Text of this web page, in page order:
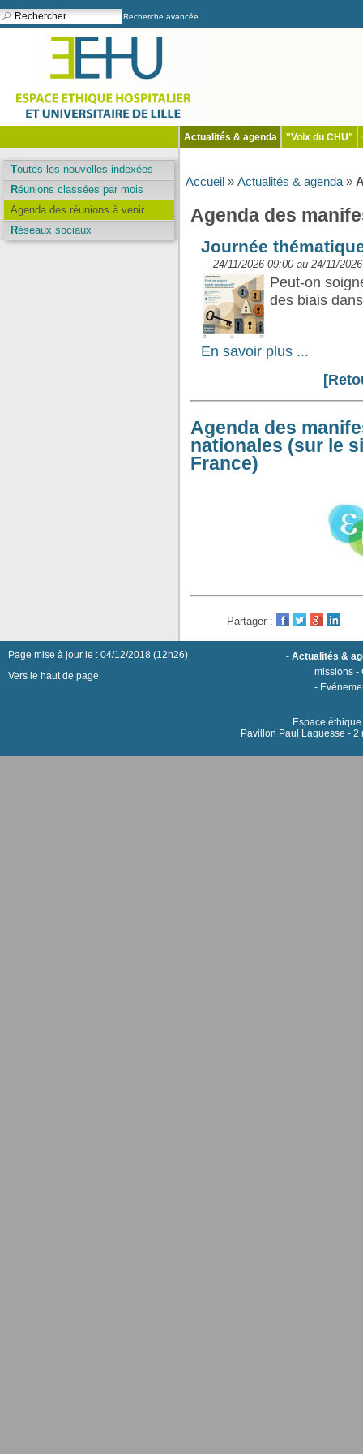
Recherche avancée
Actualités & agenda "Voix du CHU"
Toutes les nouvelles indexées
Réunions classées par mois
Agenda des réunions à venir
Réseaux sociaux
Accueil » Actualités & agenda »
Agenda des
Journée
24/11/2026 09:00 au 24/11/
Peut-on
des biais
En savoir plus ...
Agenda des
nationales (sur le
France)
Partager :
Page mise à jour le : 04/12/2018 (12h26)
Vers le haut de page
-Actualités &
missions -
-
Espace
Pavillon Paul Laguesse -